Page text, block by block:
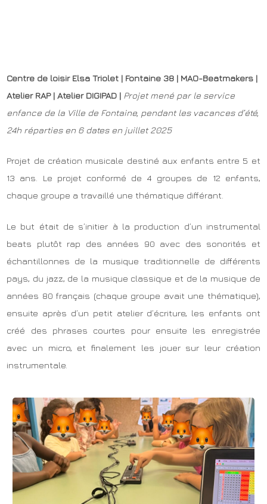
Centre de loisir Elsa Triolet | Fontaine 38 | MAO-Beatmakers |
Atelier RAP | Atelier DIGIPAD | Projet mené par le service
enfance de la Ville de Fontaine, pendant les vacances d’été,
24h réparties en 6 dates en juillet 2025
Projet de création musicale destiné aux enfants entre 5 et
13 ans. Le projet conformé de 4 groupes de 12 enfants,
chaque groupe a travaillé une thématique différant.
Le but était de s’initier à la production d’un instrumental
beats plutôt rap des années 90 avec des sonorités et
échantillonnes de la musique traditionnelle de différents
pays, du jazz, de la musique classique et de la musique de
années 80 français (chaque groupe avait une thématique),
ensuite après d’un petit atelier d’écriture, les enfants ont
créé des phrases courtes pour ensuite les enregistrée
avec un micro, et finalement les jouer sur leur création
instrumentale.